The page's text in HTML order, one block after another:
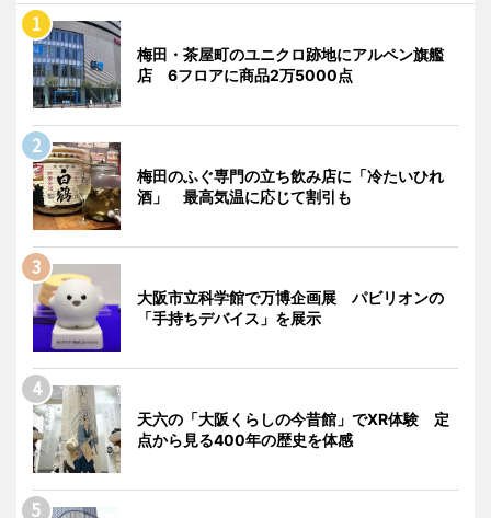
梅田・茶屋町のユニクロ跡地にアルペン旗艦
店 6フロアに商品2万5000点
梅田のふぐ専門の立ち飲み店に「冷たいひれ
酒」 最高気温に応じて割引も
大阪市立科学館で万博企画展 パビリオンの
「手持ちデバイス」を展示
天六の「大阪くらしの今昔館」でXR体験 定
点から見る400年の歴史を体感